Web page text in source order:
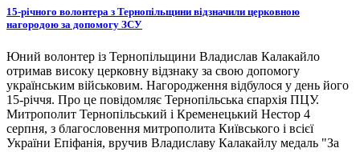
15-річного волонтера з Тернопільщини відзначили церковною
нагородою за допомогу ЗСУ
Юний волонтер із Тернопільщини Владислав Калакайло
отримав високу церковну відзнаку за свою допомогу
українським військовим. Нагородження відбулося у день його
15-річчя. Про це повідомляє Тернопільська єпархія ПЦУ.
Митрополит Тернопільський і Кременецький Нестор 4
серпня, з благословення митрополита Київського і всієї
України Епіфанія, вручив Владиславу Калакайлу медаль "За